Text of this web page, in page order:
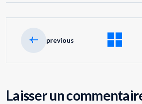
previous
Laisser un